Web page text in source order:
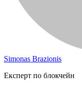
Simonas Brazionis
Експерт по блокчейн